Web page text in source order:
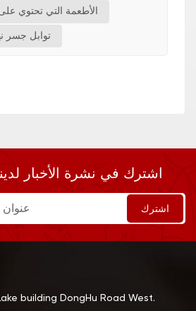
الأطعمة التي تحتوي
توابل جسر
اشترك في نشرة الأخبار
building DongHu Road West.